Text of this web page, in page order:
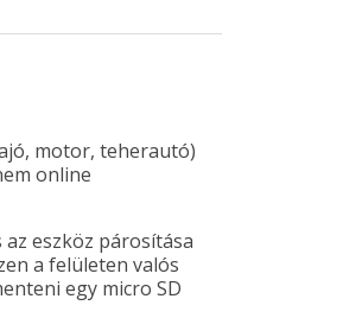
motor, teherautó)
online
eszköz párosítása
a felületen valós
egy micro SD